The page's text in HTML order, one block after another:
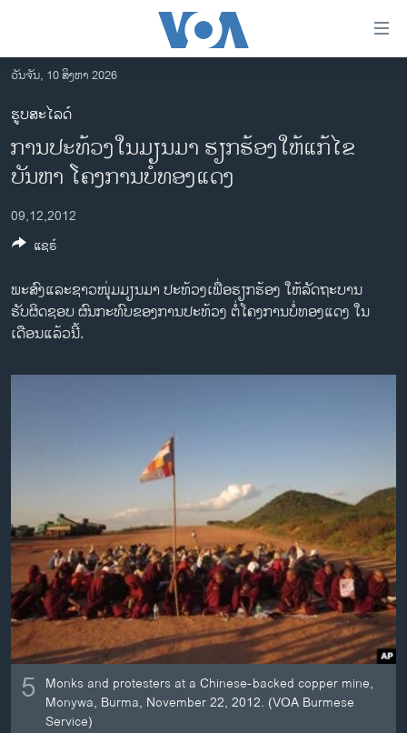
ເຂົ້າ
ຫາ
ຂ້າມ
ຂ້າມ
ຂ້າມ
ໄປ
ຫາ
ຊອກ
ລາວ
ອາເມຣິກາ
ການເລືອກຕັ້ງ ປະທານາທີບໍດີ ສະຫະລັດ 2024
ຂ່າວ​ຈີນ
ເອເຊຍ
ອິດສະຫຼະພາບດ້ານການຂ່າວ
ວີດີໂອ
ສຽງ
ລາຍການກະຈາຍສຽງ
ລາຍງານ
ຕິດຕາມພວກເຮົາ ທີ່
ພາສາຕ່າງໆ
ວັນຈັນ, 10 ສິງຫາ 2026
ຮູບສະໄລດ໌
ການປະທ້ວງໃນມຽນມາ ຮຽກຮ້ອງໃຫ້ແກ້ໄຂ
ບັນຫາ ໂຄງການບໍ່ທອງແດງ
09,12,2012
ພະສົງແລະຊາວໜຸ່ມມຽນມາ ປະທ້ວງເພື່ອຮຽກຮ້ອງ ໃຫ້ລັດຖະບານ
ຮັບຜິດຊອບ ຜົນກະທົບຂອງການປະທ້ວງ ຕໍ່ໂຄງການບໍ່ທອງແດງ ໃນ
ເດືອນແລ້ວນີ້.
5 Monks and protesters at a Chinese-backed copper mine,
Monywa, Burma, November 22, 2012. (VOA Burmese
Service)
ແຊຣ໌